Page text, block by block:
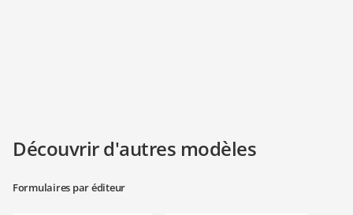
Découvrir d'autres modèles
Formulaires par éditeur